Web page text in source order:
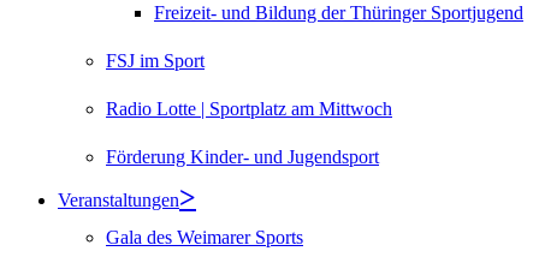
Freizeit- und Bildung der Thüringer Sportjugend
FSJ im Sport
Radio Lotte | Sportplatz am Mittwoch
Förderung Kinder- und Jugendsport
Veranstaltungen
Gala des Weimarer Sports